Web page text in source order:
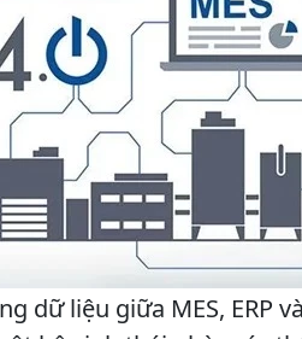
dữ liệu giữa MES, ERP